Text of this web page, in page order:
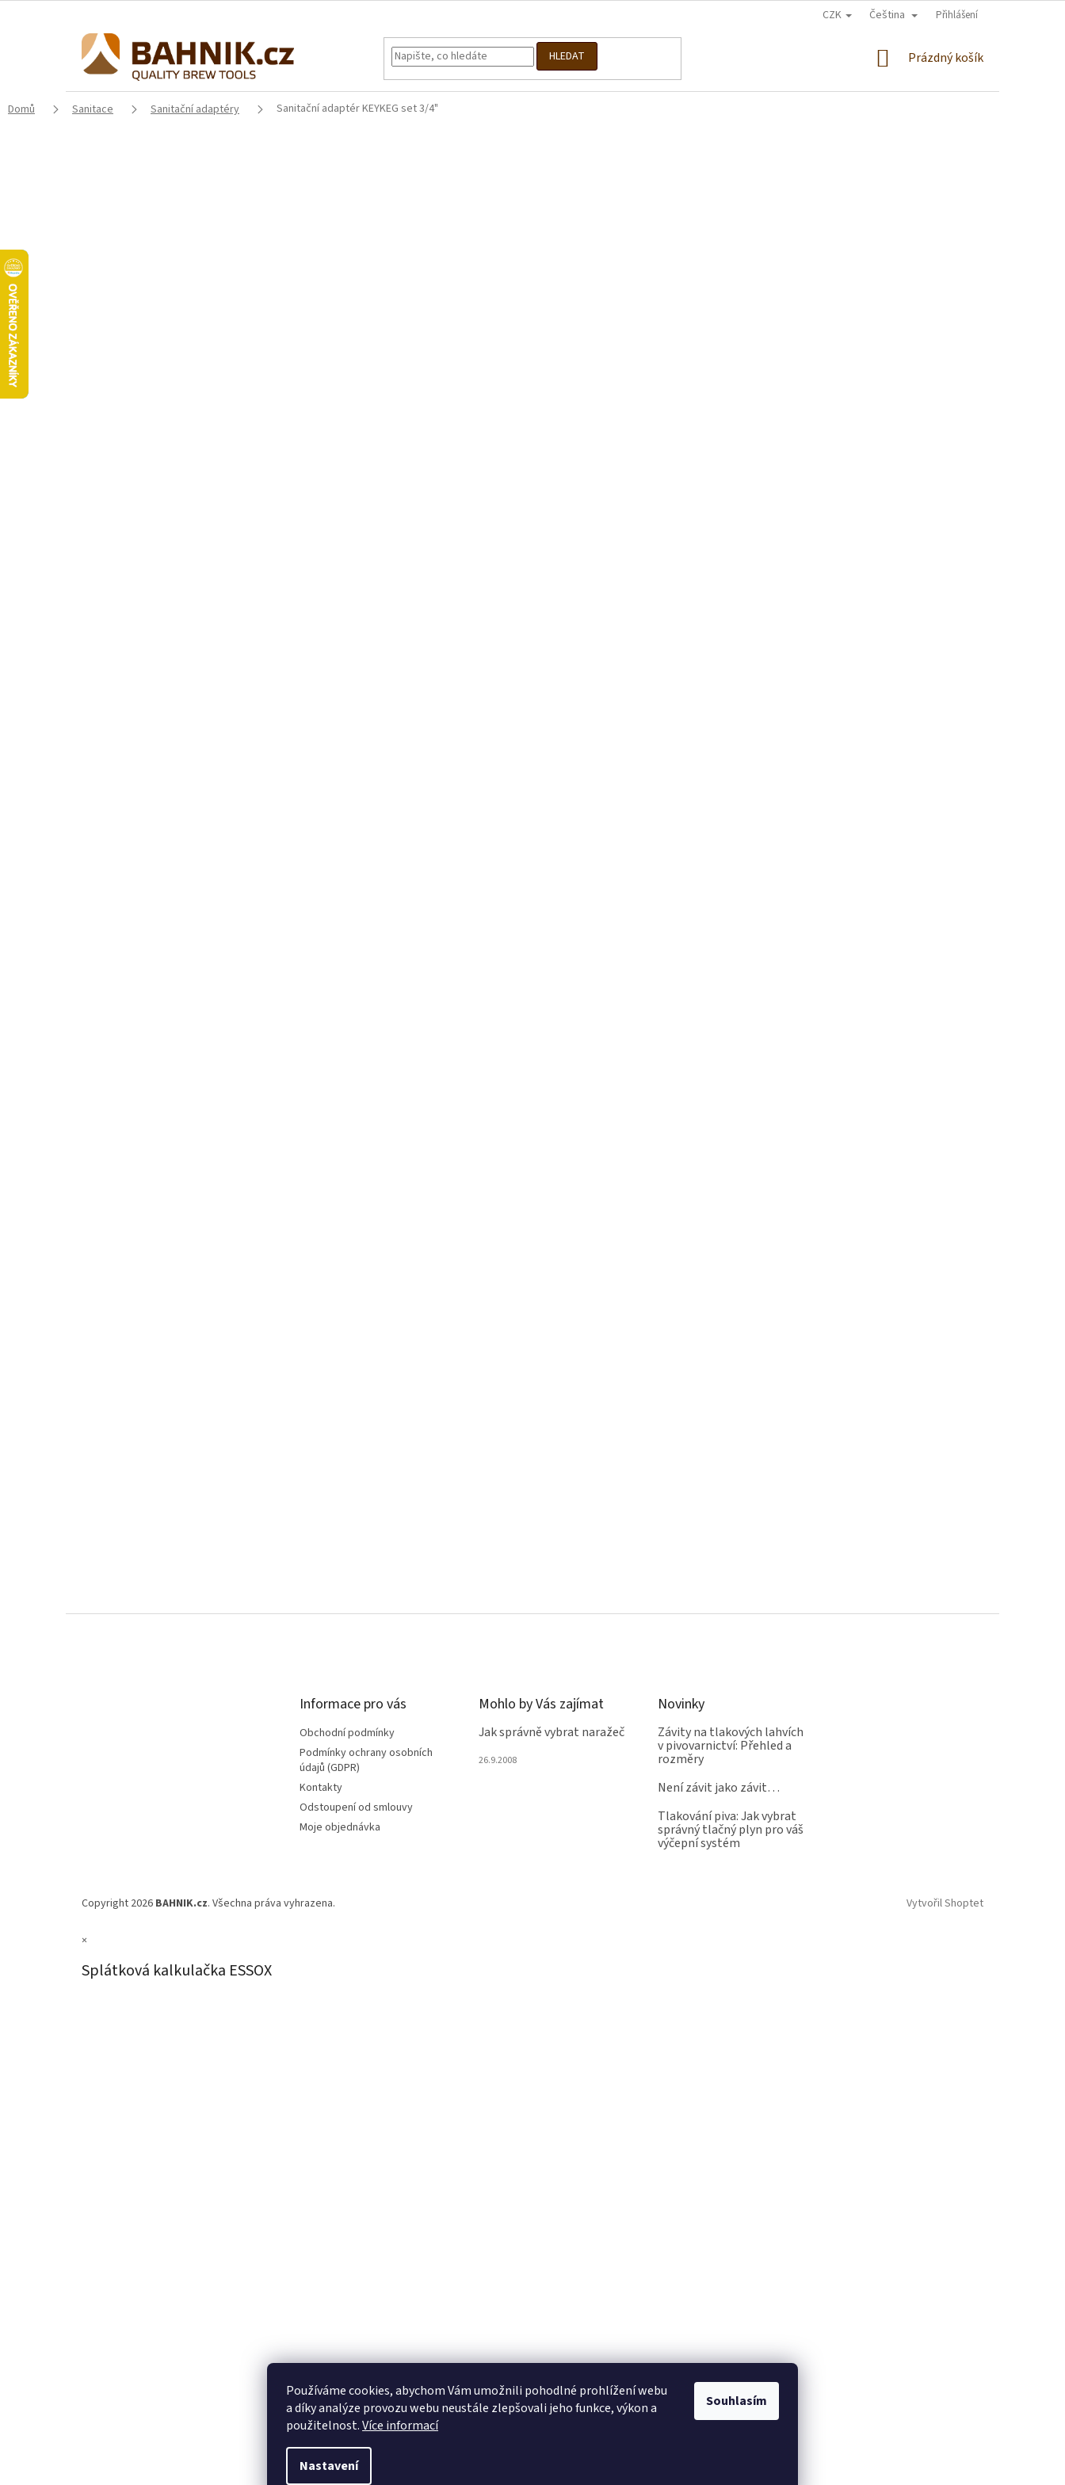
Používáme cookies, abychom Vám umožnili pohodlné prohlížení webu
a díky analýze provozu webu neustále zlepšovali jeho funkce, výkon a
použitelnost.Více informací
Nastavení
Souhlasím
CZK Čeština Přihlášení
HLEDAT
NÁKUPNÍ
Prázdný košík
Domů Sanitace Sanitační adaptéry Sanitační adaptér KEYKEG set 3/4"
Informace pro vás
Obchodní podmínky
Podmínky ochrany osobních
údajů (GDPR)
Kontakty
Odstoupení od smlouvy
Moje objednávka
Mohlo by Vás zajímat
Jak správně vybrat naražeč
26.9.2008
Novinky
Závity na tlakových lahvích
v pivovarnictví: Přehled a
rozměry
Není závit jako závit…
Tlakování piva: Jak vybrat
správný tlačný plyn pro váš
výčepní systém
Vytvořil Shoptet
Copyright 2026 BAHNIK.cz. Všechna práva vyhrazena.
×
Splátková kalkulačka ESSOX